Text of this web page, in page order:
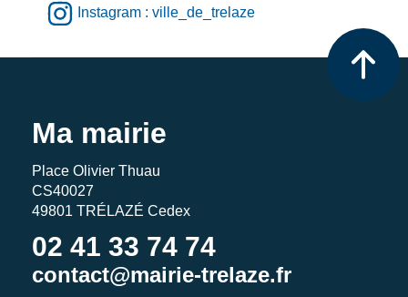
Instagram : ville_de_trelaze
Ma mairie
Place Olivier Thuau
CS40027
49801 TRÉLAZÉ Cedex
02 41 33 74 74
contact@mairie-trelaze.fr